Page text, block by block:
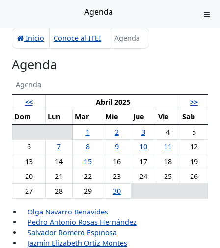
Agenda
Inicio Conoce al ITEI Agenda
Agenda
Agenda
<<
Abril 2025
>>
Dom
Lun Mar Mie Jue Vie
Sab
1
2 3 4
5
6
7 8 9 10 11
12
13
14 15 16 17 18
19
20
21 22 23 24 25
26
27
28 29 30
Olga Navarro Benavides
Pedro Antonio Rosas Hernández
Salvador Romero Espinosa
Jazmín Elizabeth Ortiz Montes